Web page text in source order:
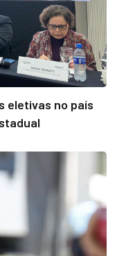
eletivas no país